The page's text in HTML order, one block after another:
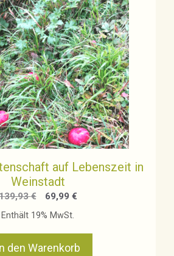
auf Lebenszeit in
Weinstadt
€
Ursprünglicher
Preis
69,99 €Aktueller
Enthält 19% MwSt.
den Warenkorb